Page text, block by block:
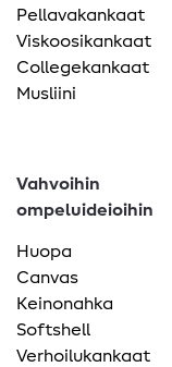
Pellavakankaat
Viskoosikankaat
Collegekankaat
Musliini
Vahvoihin
ompeluideioihin
Huopa
Canvas
Keinonahka
Softshell
Verhoilukankaat